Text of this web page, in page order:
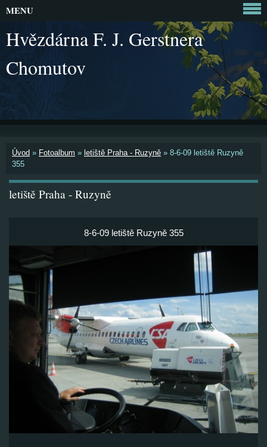
Hvězdárna F. J. Gerstnera
Chomutov
Úvod » Fotoalbum » letiště Praha - Ruzyně » 8-6-09 letiště Ruzyně
355
letiště Praha - Ruzyně
8-6-09 letiště Ruzyně 355
MENU